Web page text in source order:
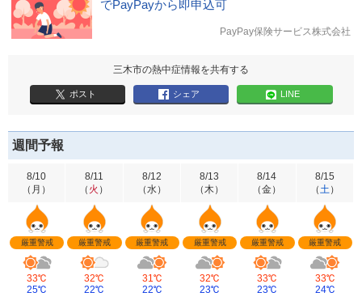
でPayPayから即申込可
PayPay保険サービス株式会社
三木市の熱中症情報を共有する
ポスト シェア LINE
週間予報
8/10
（ 月 ）
厳重警戒
33℃
25℃
8/11
（ 火 ）
厳重警戒
32℃
22℃
8/12
（水）
厳重警戒
31℃
22℃
8/13
（木）
厳重警戒
32℃
23℃
8/14
（金）
厳重警戒
33℃
23℃
8/15
（土）
厳重警戒
33℃
24℃